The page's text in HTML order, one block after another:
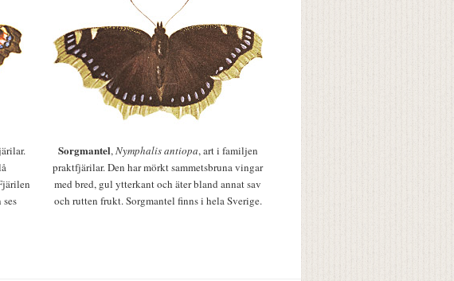
Sorgmantel,Nymphalis antiopa, art i familjen
praktfjärilar. Den har mörkt sammetsbruna vingar
med bred, gul ytterkant och äter bland annat sav
och rutten frukt. Sorgmantel finns i hela Sverige.